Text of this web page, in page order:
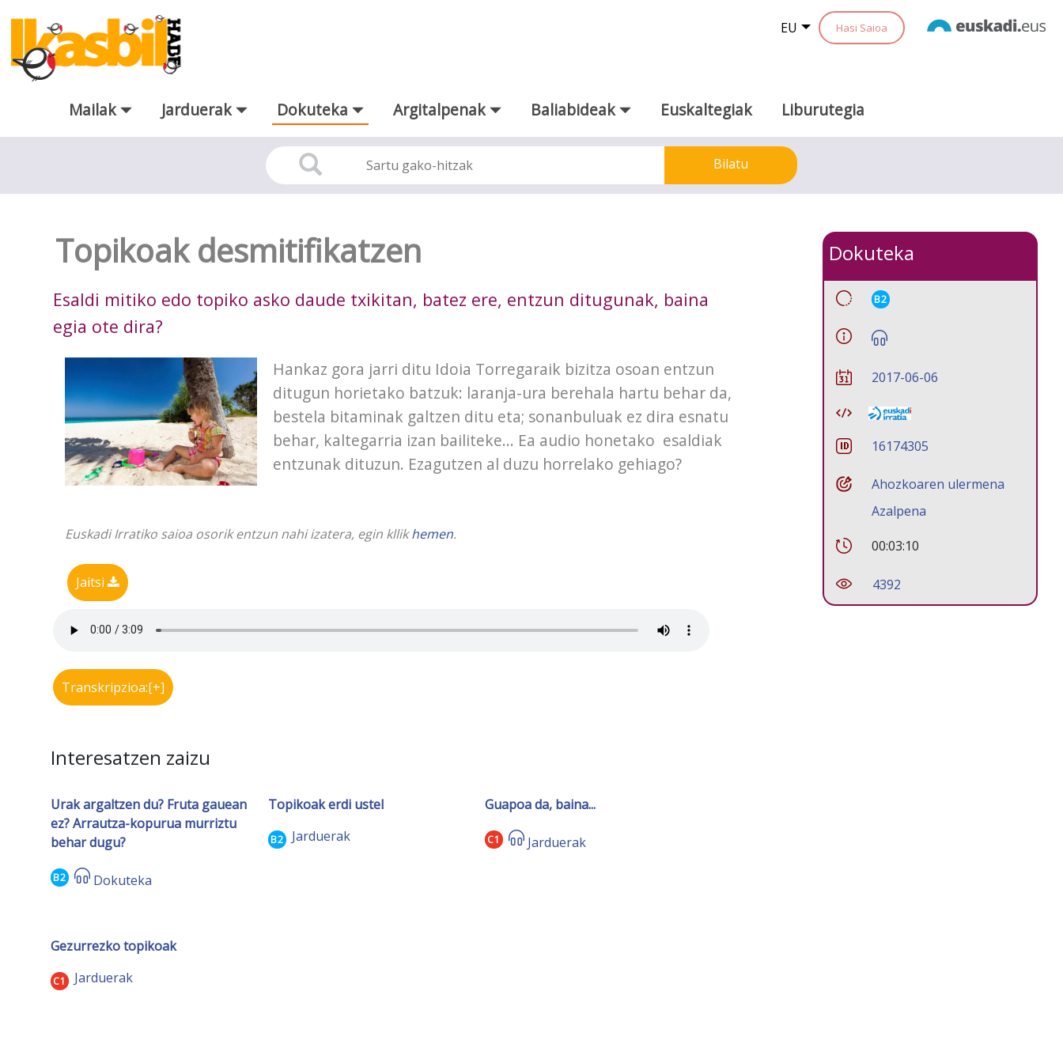
Eduki nagusira joan
EU Hasi Saioa
Mailak Jarduerak Dokuteka Argitalpenak Baliabideak Euskaltegiak Liburutegia
Bilatu
Topikoak desmitifikatzen
Esaldi mitiko edo topiko asko daude txikitan, batez ere, entzun ditugunak, baina
egia ote dira?
Hankaz gora jarri ditu Idoia Torregaraik bizitza osoan entzun
ditugun horietako batzuk: laranja-ura berehala hartu behar da,
bestela bitaminak galtzen ditu eta; sonanbuluak ez dira esnatu
behar, kaltegarria izan bailiteke... Ea audio honetako esaldiak
entzunak dituzun. Ezagutzen al duzu horrelako gehiago?
Euskadi Irratiko saioa osorik entzun nahi izatera, egin kllikhemen.
Jaitsi
Transkripzioa:[+]
Interesatzen zaizu
Urak argaltzen du? Fruta gauean
ez? Arrautza-kopurua murriztu
behar dugu?
B2 Dokuteka
Topikoak erdi ustel
B2 Jarduerak
Guapoa da, baina...
C1 Jarduerak
Gezurrezko topikoak
C1 Jarduerak
Dokuteka
B2
2017-06-06
16174305
Ahozkoaren ulermena
Azalpena
00:03:10
4392